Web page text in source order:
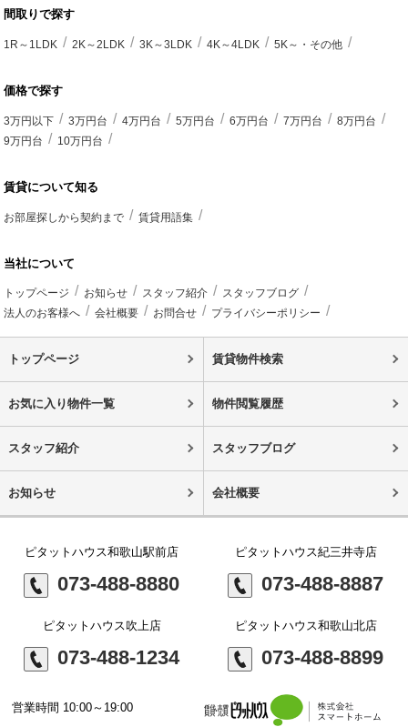
間取りで探す
1R～1LDK 2K～2LDK 3K～3LDK 4K～4LDK 5K～・その他
価格で探す
3万円以下 3万円台 4万円台 5万円台 6万円台 7万円台
8万円台
9万円台
10万円台
賃貸について知る
お部屋探しから契約まで 賃貸用語集
当社について
トップページ お知らせ スタッフ紹介
スタッフブログ
法人のお客様へ
会社概要 お問合せ プライバシーポリシー
トップページ 賃貸物件検索
お気に入り物件一覧 物件閲覧履歴
スタッフ紹介 スタッフブログ
お知らせ 会社概要
ピタットハウス和歌山駅前店
073-488-8880
ピタットハウス紀三井寺店
073-488-8887
ピタットハウス吹上店
073-488-1234
ピタットハウス和歌山北店
073-488-8899
営業時間 10:00～19:00